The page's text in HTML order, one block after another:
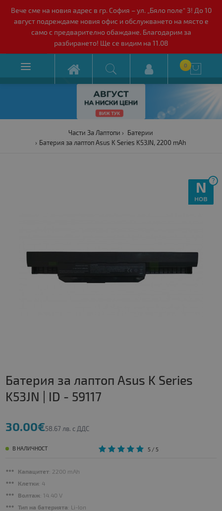
Вече сме на новия адрес в гр. София – ул. „Бяло поле“ 3! До 10
август подреждаме новия офис и обслужването на място е
само с предварително обаждане. Благодарим за
разбирането! Ще се видим на 11.08
 0 
Части За Лаптопи
Батерии
Батерия за лаптоп Asus K Series K53JN, 2200 mAh
?
N
нов
Батерия за лаптоп Asus K Series
K53JN | ID - 59117
30.00€58.67 лв. с ДДС
В НАЛИЧНОСТ 5/ 5
Капацитет: 2200 mAh
Клетки: 4
Волтаж: 14.40 V
Тип на батерията: Li-Ion